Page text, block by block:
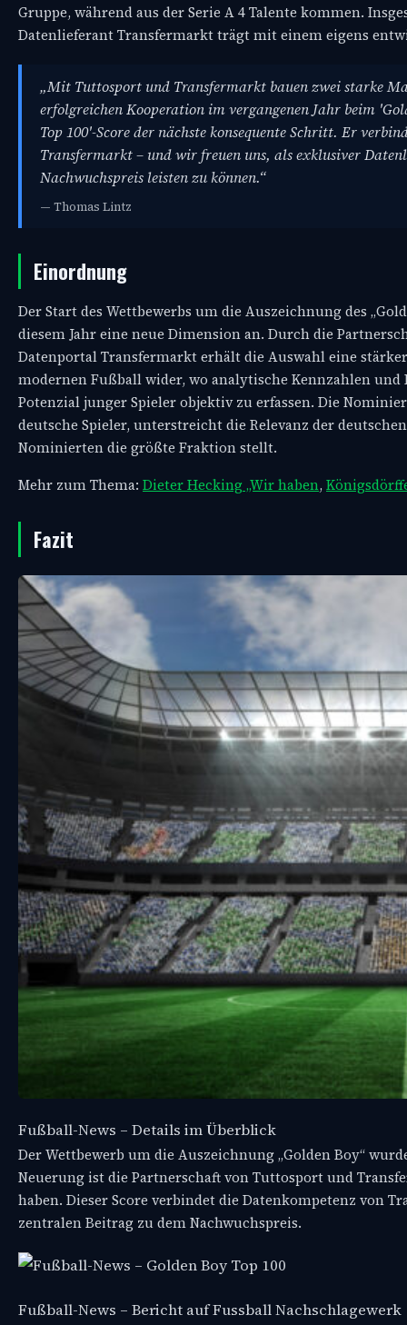
Gruppe, während aus der Serie A 4 Talente kommen.
Datenlieferant Transfermarkt trägt mit einem eigens
„Mit Tuttosport und Transfermarkt bauen zwei starke
erfolgreichen Kooperation im vergangenen Jahr beim
Top 100'-Score der nächste konsequente Schritt. Er
Transfermarkt – und wir freuen uns, als exklusiver
Nachwuchspreis leisten zu können.“
— Thomas Lintz
Einordnung
Der Start des Wettbewerbs um die Auszeichnung des
diesem Jahr eine neue Dimension an. Durch die
Datenportal Transfermarkt erhält die Auswahl eine
modernen Fußball wider, wo analytische Kennzahlen
Potenzial junger Spieler objektiv zu erfassen. Die
deutsche Spieler, unterstreicht die Relevanz der
Nominierten die größte Fraktion stellt.
Mehr zum Thema: Dieter Hecking „Wir haben,
Fazit
Fußball-News – Details im Überblick
Der Wettbewerb um die Auszeichnung „Golden Boy“
Neuerung ist die Partnerschaft von Tuttosport und
haben. Dieser Score verbindet die Datenkompetenz von
zentralen Beitrag zu dem Nachwuchspreis.
Fußball-News – Bericht auf Fussball Nachschlagewerk